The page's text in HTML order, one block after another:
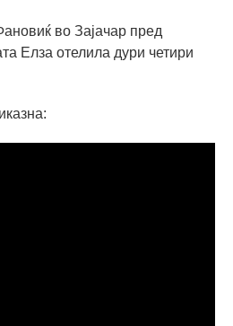
во Зајачар пред
Елза отелила дури четири